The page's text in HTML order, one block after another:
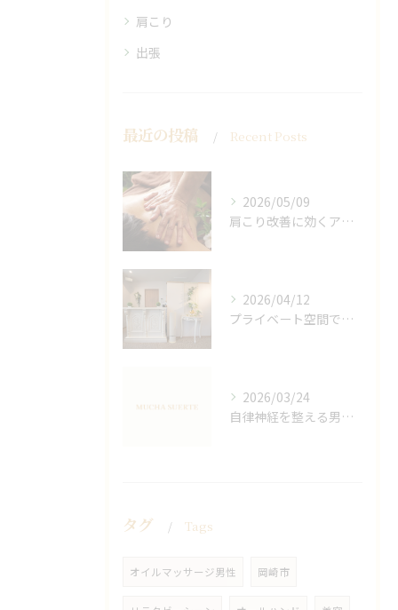
肩こり
出張
最近の投稿 Recent Posts
2026/05/09
肩こり改善に効くアロマリンパの手技と効果
2026/04/12
プライベート空間で極上アロマリンパケアの効果
2026/03/24
自律神経を整える男性オイルマッサージ
タグ Tags
オイルマッサージ男性 岡崎市